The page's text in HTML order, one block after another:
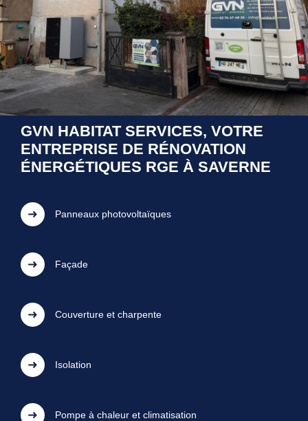
GVN HABITAT SERVICES, VOTRE
ENTREPRISE DE RÉNOVATION
ÉNERGÉTIQUES RGE À SAVERNE
Panneaux photovoltaïques
Façade
Couverture et charpente
Isolation
Pompe à chaleur et climatisation